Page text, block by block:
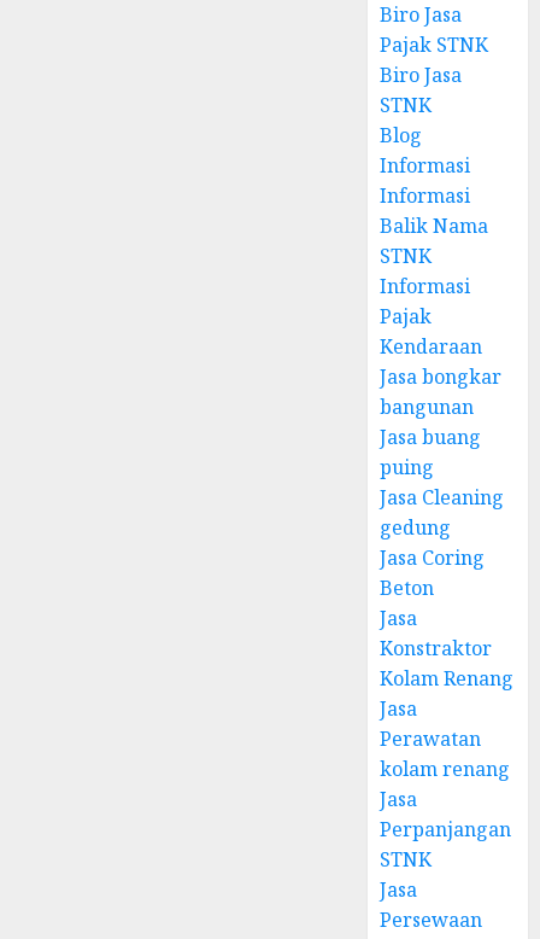
Biro Jasa
Pajak STNK
Biro Jasa
STNK
Blog
Informasi
Informasi
Balik Nama
STNK
Informasi
Pajak
Kendaraan
Jasa bongkar
bangunan
Jasa buang
puing
Jasa Cleaning
gedung
Jasa Coring
Beton
Jasa
Konstraktor
Kolam Renang
Jasa
Perawatan
kolam renang
Jasa
Perpanjangan
STNK
Jasa
Persewaan